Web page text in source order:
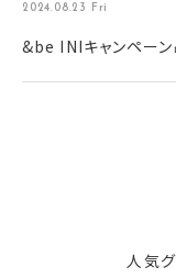
2024.08.23 Fri
&be INIキャンペー
人気